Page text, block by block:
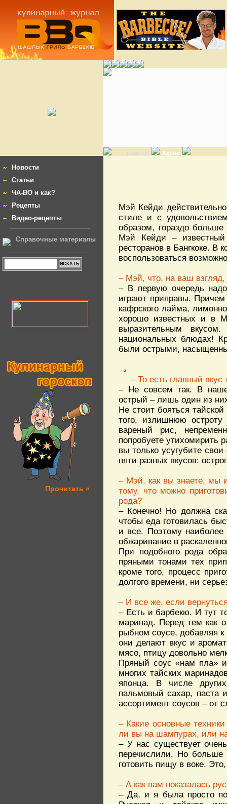
Главная Архив
Новости
Статьи
ЧА-ВО и как?
Рецепты
Видео-рецепты
Справочные материалы
Прочитать »
Мэй Кейди
стиле и с
образом, гораздо больше
Мэй Кейди – известный
ресторанов в Бангкоке.
воспользоваться
– Мэй, что, на ваш взгляд,
– В первую очередь
играют приправы.
кафрского лайма,
хорошо известных и в
выразительным
национальных блюдах!
были острыми,
– То есть главный вкус
– Не совсем так. В
острый – лишь один из
Не стоит бояться
того, излишнюю остроту
вареный рис,
попробуете утихомирить
вы только усугубите
пяти разных вкусов:
– Мэй, как вы знаете, мы
тому, что можно
рода?
– Конечно! Но должна
чтобы еда готовилась
и все. Поэтому наиболее
обжаривание в
При подобного рода
пряными тонами тех
кроме того, процесс
долгого времени, ни
– И все же, если
– Есть и барбекю. И тут
маринад. Перед тем как
рыбном соусе, добавляя
они делают вкус и
мясо, птицу довольно
Пряный соус «нам пла»
многих тайских
японца. В числе
пальмовый сахар, паста
ассортимент соусов – от
– Какие основные
ли вы на шампурах, или
– У нас существует
перечислили. Но больше
готовить пищу в воке.
– А как вам показалась
– Да, и я была просто